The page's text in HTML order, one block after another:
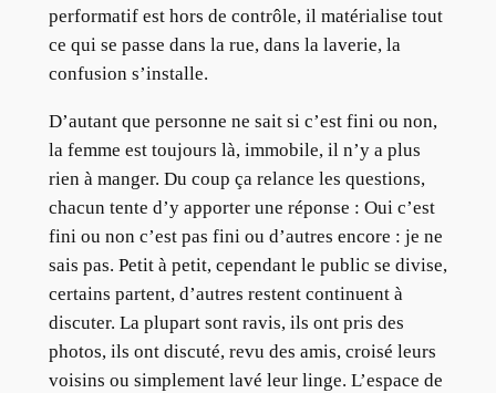
performatif est hors de contrôle, il matérialise tout
ce qui se passe dans la rue, dans la laverie, la
confusion s’installe.
D’autant que personne ne sait si c’est fini ou non,
la femme est toujours là, immobile, il n’y a plus
rien à manger. Du coup ça relance les questions,
chacun tente d’y apporter une réponse : Oui c’est
fini ou non c’est pas fini ou d’autres encore : je ne
sais pas. Petit à petit, cependant le public se divise,
certains partent, d’autres restent continuent à
discuter. La plupart sont ravis, ils ont pris des
photos, ils ont discuté, revu des amis, croisé leurs
voisins ou simplement lavé leur linge. L’espace de